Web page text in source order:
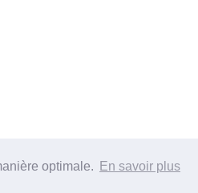
optimale. En savoir plus